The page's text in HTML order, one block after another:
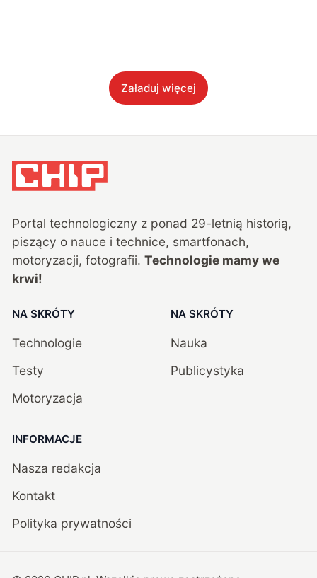
Załaduj więcej
Portal technologiczny z ponad 29-letnią historią,
piszący o nauce i technice, smartfonach,
motoryzacji, fotografii. Technologie mamy we
krwi!
NA SKRÓTY
Technologie
Testy
Motoryzacja
NA SKRÓTY
Nauka
Publicystyka
INFORMACJE
Nasza redakcja
Kontakt
Polityka prywatności